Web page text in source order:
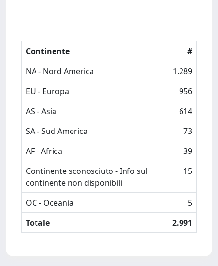
Continente
#
NA - Nord America
1.289
EU - Europa
956
AS - Asia
614
SA - Sud America
73
AF - Africa
39
Continente sconosciuto - Info sul
continente non disponibili
15
OC - Oceania
5
Totale
2.991